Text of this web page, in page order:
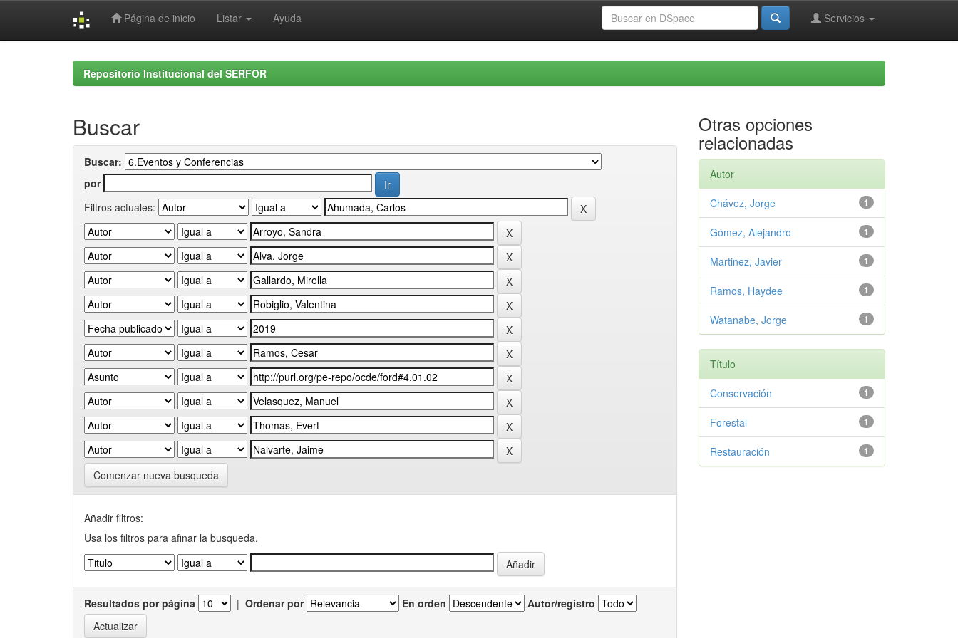
Página de inicio Listar Ayuda Servicios
Repositorio Institucional del SERFOR
Buscar
Buscar:
por
Filtros actuales:
Comenzar nueva busqueda
Añadir filtros:
Usa los filtros para afinar la busqueda.
Resultados por página | Ordenar por En orden Autor/registro
Otras opciones
relacionadas
Autor
1
Chávez, Jorge
1
Gómez, Alejandro
1
Martinez, Javier
1
Ramos, Haydee
1
Watanabe, Jorge
Título
1
Conservación
1
Forestal
1
Restauración